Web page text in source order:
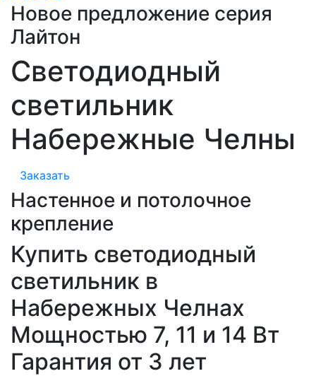
Новое предложение серия
Лайтон
Светодиодный
светильник
Набережные Челны
Заказать
Настенное и потолочное
крепление
Купить светодиодный
светильник в
Набережных Челнах
Мощностью 7, 11 и 14 Вт
Гарантия от 3 лет